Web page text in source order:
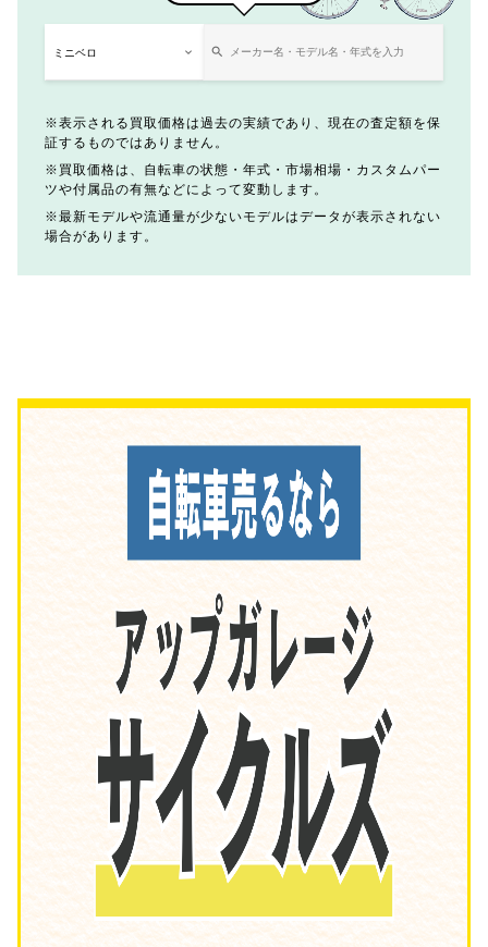
表示される買取価格は過去の実績であり、現在の査定額を保
証するものではありません。
買取価格は、自転車の状態・年式・市場相場・カスタムパー
ツや付属品の有無などによって変動します。
最新モデルや流通量が少ないモデルはデータが表示されない
場合があります。